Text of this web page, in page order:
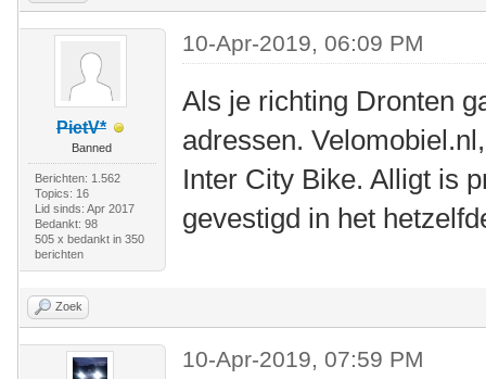
PietV*
Banned
Berichten: 1.562
Topics: 16
Lid sinds: Apr 2017
Bedankt: 98
505 x bedankt in 350
berichten
10-Apr-2019, 06:09 PM
Als je richting Dronten
adressen.
Inter City Bike. Alligt is
gevestigd in het
Zoek
10-Apr-2019, 07:59 PM